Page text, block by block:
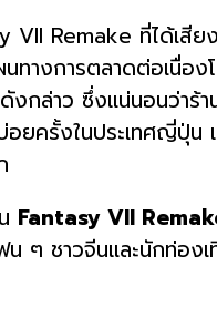
VII Remake ที่ได้เ
ทางการตลาดต่อเนื่อง
กล่าว ซึ่งแน่นอนว่าร้า
อยครั้งในประเทศญี่ปุ่
Fantasy VII
ๆ ชาวจีนและนักท่อ